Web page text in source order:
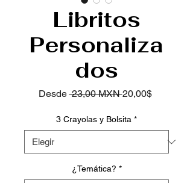
Libritos
Personaliza
dos
Desde 23,00 MXN Precio
20,00$Precio de
3 Crayolas y Bolsita *
¿Temática? *